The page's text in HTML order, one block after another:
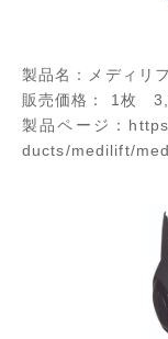
製品名：メディリ
販売価格： 1枚
製品ページ：
ducts/medilift/